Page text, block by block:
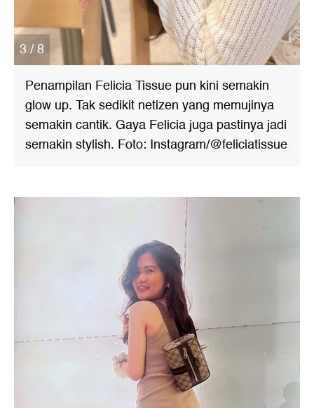
3 / 8
Penampilan Felicia Tissue pun kini semakin
glow up. Tak sedikit netizen yang memujinya
semakin cantik. Gaya Felicia juga pastinya jadi
semakin stylish. Foto: Instagram/@feliciatissue